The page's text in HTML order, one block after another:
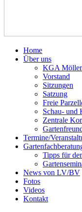
Home
Über uns
KGA
Vorstand
Sitzungen
Satzung
Freie
Schau- und
Zentrale
Termine/
Tipps für
News von LV/BV
Fotos
Videos
Kontakt